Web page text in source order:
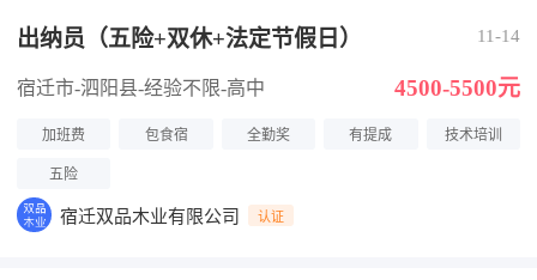
出纳员（五险+双休+法定节假日） 11-14
宿迁市-泗阳县-经验不限-高中 4500-5500元
加班费 包食宿 全勤奖 有提成 技术培训
五险
宿迁双品木业有限公司 认证